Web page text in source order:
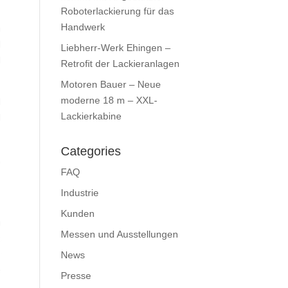
Roboterlackierung für das
Handwerk
Liebherr-Werk Ehingen –
Retrofit der Lackieranlagen
Motoren Bauer – Neue
moderne 18 m – XXL-
Lackierkabine
Categories
FAQ
Industrie
Kunden
Messen und Ausstellungen
News
Presse